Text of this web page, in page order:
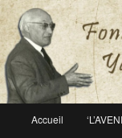
Le site officiel de la
principal
Aller
Accueil